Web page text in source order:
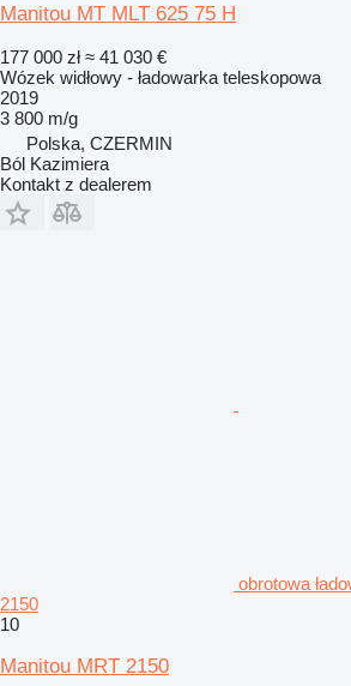
Manitou MT MLT 625 75 H
177 000 zł ≈ 41 030 €
Wózek widłowy - ładowarka teleskopowa
2019
3 800 m/g
Polska, CZERMIN
Ból Kazimiera
Kontakt z dealerem
obrotowa
2150
10
Manitou MRT 2150